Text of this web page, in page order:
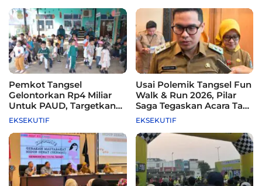
Pemkot Tangsel
Gelontorkan Rp4 Miliar
Untuk PAUD, Targetkan
115 Sekolah
EKSEKUTIF
Usai Polemik Tangsel Fun
Walk & Run 2026, Pilar
Saga Tegaskan Acara Tak
Difasilitasi Pemkot
EKSEKUTIF